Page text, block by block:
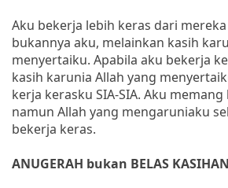
Aku bekerja lebih keras dari
bukannya aku, melainkan kasih
menyertaiku. Apabila aku bekerja
kasih karunia Allah yang
kerja kerasku SIA-SIA. Aku
namun Allah yang mengaruniaku
bekerja keras.
ANUGERAH bukan BELAS KASIHAN